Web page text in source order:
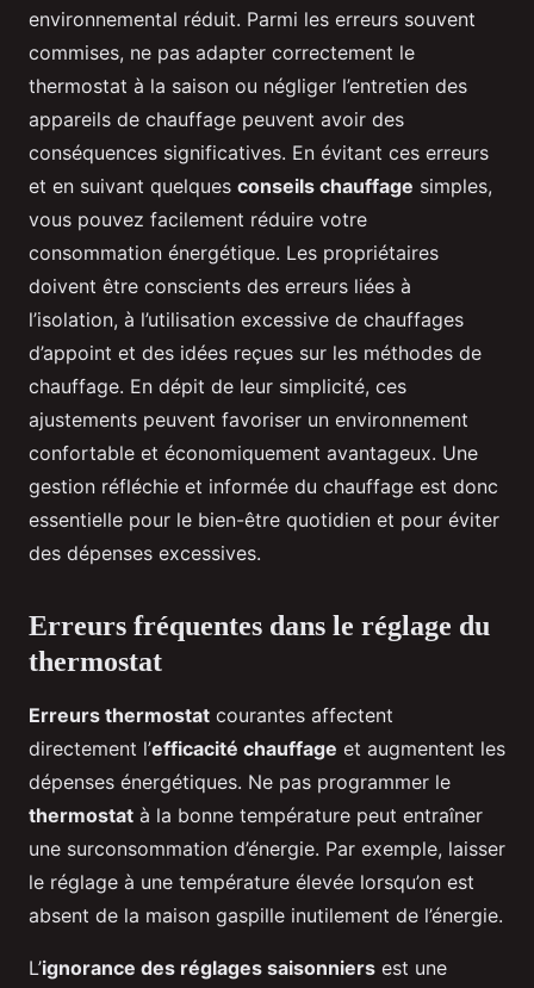
environnemental réduit. Parmi les erreurs souvent
commises, ne pas adapter correctement le
thermostat à la saison ou négliger l’entretien des
appareils de chauffage peuvent avoir des
conséquences significatives. En évitant ces erreurs
et en suivant quelques conseils chauffage simples,
vous pouvez facilement réduire votre
consommation énergétique. Les propriétaires
doivent être conscients des erreurs liées à
l’isolation, à l’utilisation excessive de chauffages
d’appoint et des idées reçues sur les méthodes de
chauffage. En dépit de leur simplicité, ces
ajustements peuvent favoriser un environnement
confortable et économiquement avantageux. Une
gestion réfléchie et informée du chauffage est donc
essentielle pour le bien-être quotidien et pour éviter
des dépenses excessives.
Erreurs fréquentes dans le réglage du
thermostat
Erreurs thermostat courantes affectent
directement l’efficacité chauffage et augmentent les
dépenses énergétiques. Ne pas programmer le
thermostat à la bonne température peut entraîner
une surconsommation d’énergie. Par exemple, laisser
le réglage à une température élevée lorsqu’on est
absent de la maison gaspille inutilement de l’énergie.
L’ignorance des réglages saisonniers est une